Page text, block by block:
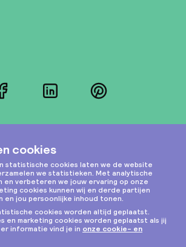
FacebookLinkedInPinterest
Instagram